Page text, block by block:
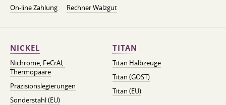
On-line Zahlung
Rechner Walzgut
NICKEL
Nichrome, FeСrAl, ​​
Thermopaare
Präzisionslegierungen
Sonderstahl (EU)
TITAN
Titan Halbzeuge
Titan (GOST)
Titan (EU)